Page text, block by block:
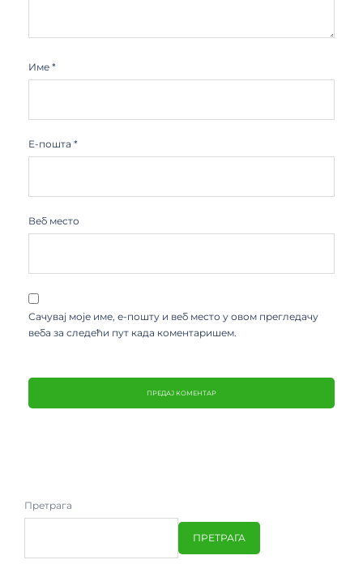
Име *
Е-пошта *
Веб место
Сачувај моје име, е-пошту и веб место у овом прегледачу
веба за следећи пут када коментаришем.
Претрага
ПРЕТРАГА